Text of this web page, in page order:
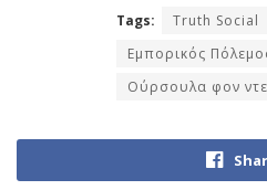
Tags: Truth Social
Εμπορικός
Ούρσουλα φον